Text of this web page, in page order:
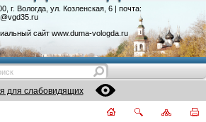
г. Вологда, ул. Козленская, 6 | почта:
сайт www.duma-vologda.ru
объединения
для слабовидящих